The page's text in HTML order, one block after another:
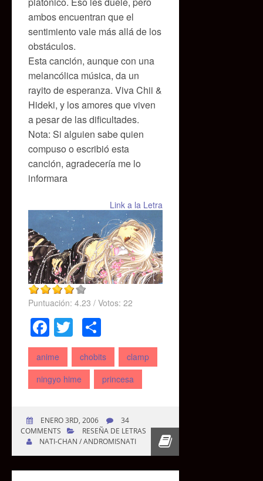
ambos encuentran que el
sentimiento vale más allá de los
obstáculos.
Esta canción, aunque con una
melancólica música, da un
rayito de esperanza. Viva Chii &
Hideki, y los amores que viven
a pesar de las dificultades.
Nota: Si alguien sabe quien
compuso o escribió esta
canción, agradecería me lo
informara
Link a la Letra
Puntuación: 4.23 / Votos: 22
Facebook
Twitter
anime chobits
clamp
ningyo hime
princesa
ENERO 3RD, 2006
34
COMMENTS
RESEÑA DE LETRAS
NATI-CHAN / ANDROMISNATI